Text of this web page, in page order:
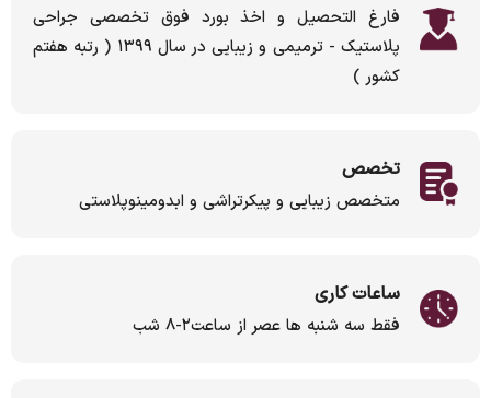
فارغ التحصیل و اخذ بورد فوق تخصصی جراحی
پلاستیک - ترمیمی و زیبایی در سال ۱۳۹۹ ( رتبه هفتم
کشور )
تخصص
متخصص زیبایی و پیکرتراشی و ابدومینوپلاستی
ساعات کاری
فقط سه شنبه ها عصر از ساعت۲-۸ شب